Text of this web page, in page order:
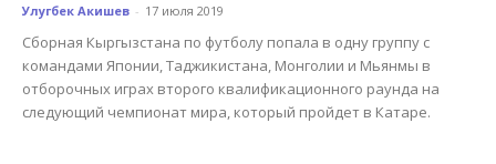
Улугбек Акишев - 17 июля 2019
Сборная Кыргызстана по футболу попала в одну группу с
командами Японии, Таджикистана, Монголии и Мьянмы в
отборочных играх второго квалификационного раунда на
следующий чемпионат мира, который пройдет в Катаре.